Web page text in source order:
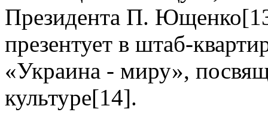
Президента П.
презентует в штаб-
«Украина - миру»,
культуре[14].